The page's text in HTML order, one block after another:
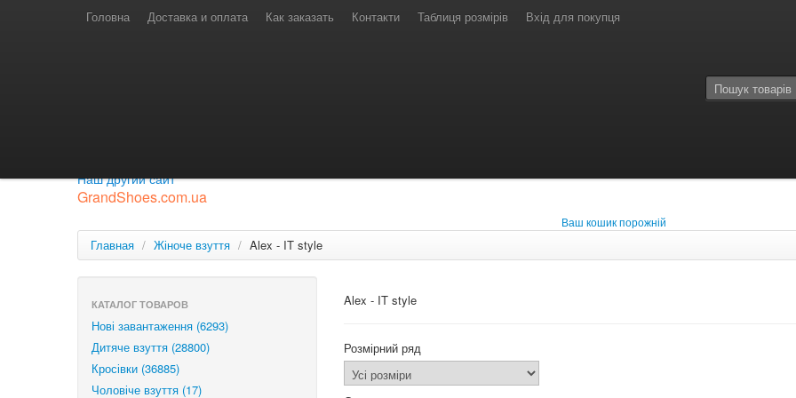
Головна Доставка и оплата Как заказать Контакти Таблиця розмірів Вхід для покупця
Лайф: (063) 527-76-88 МТС: (050) 967-41-33
Наш другий сайт
GrandShoes.com.ua
Ваш кошик порожній
Главная / Жіноче взуття / Alex - IT style
КАТАЛОГ ТОВАРОВ
Нові завантаження (6293)
Дитяче взуття (28800)
Кросівки (36885)
Чоловіче взуття (17)
Alex - IT style
Розмірний ряд